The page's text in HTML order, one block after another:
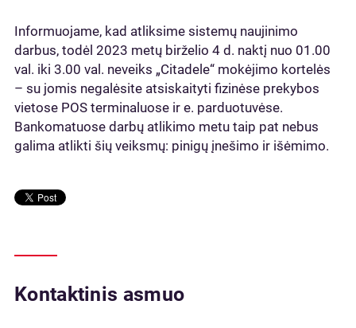
Informuojame, kad atliksime sistemų naujinimo
darbus, todėl 2023 metų birželio 4 d. naktį nuo 01.00
val. iki 3.00 val. neveiks „Citadele“ mokėjimo kortelės
– su jomis negalėsite atsiskaityti fizinėse prekybos
vietose POS terminaluose ir e. parduotuvėse.
Bankomatuose darbų atlikimo metu taip pat nebus
galima atlikti šių veiksmų: pinigų įnešimo ir išėmimo.
Kontaktinis asmuo